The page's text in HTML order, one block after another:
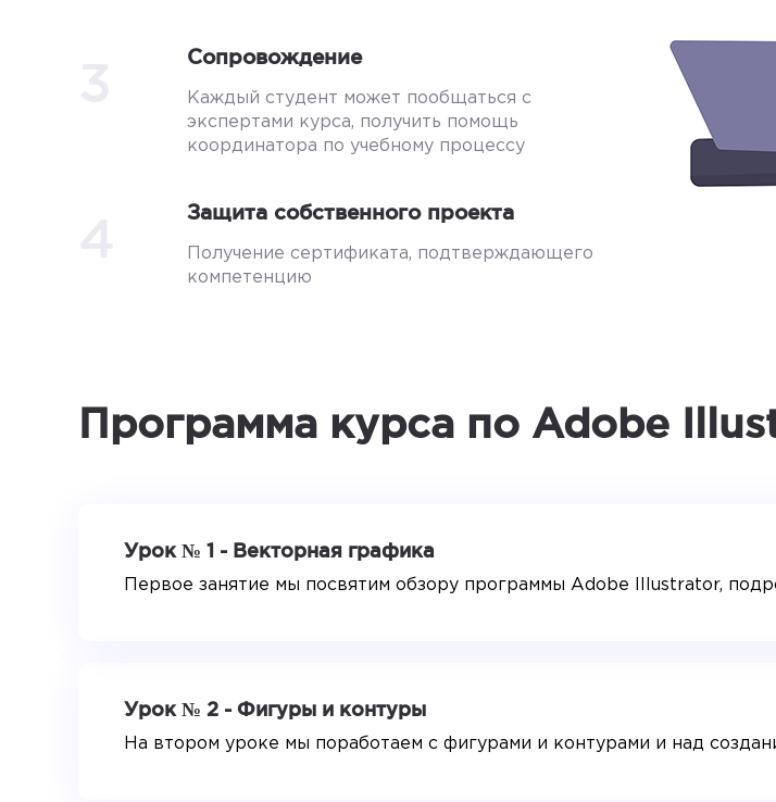
Сопровождение
Каждый студент может пообщаться с
экспертами курса, получить помощь
координатора по учебному процессу
Защита собственного проекта
Получение сертификата, подтверждающего
компетенцию
Программа курса по Adobe
Урок № 1 - Векторная графика
Первое занятие мы посвятим обзору программы Adobe Illustrator,
Урок № 2 - Фигуры и контуры
На втором уроке мы поработаем с фигурами и контурами и над